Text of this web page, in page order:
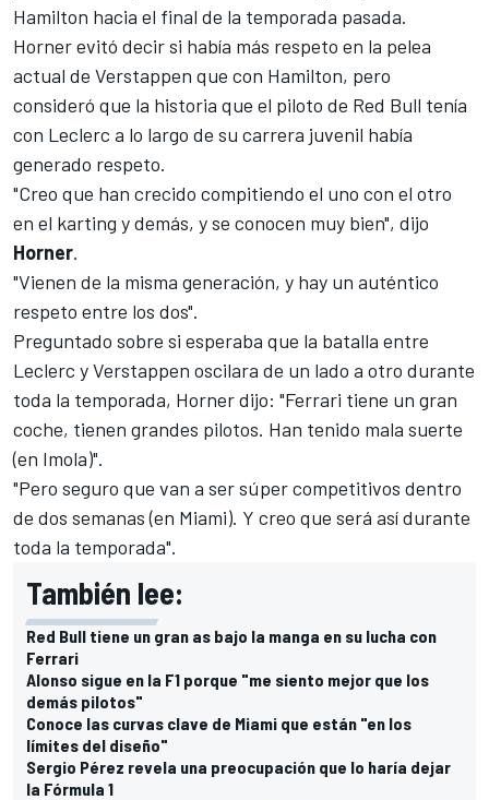
Hamilton hacia el final de la temporada pasada.
Horner evitó decir si había más respeto en la pelea
actual de Verstappen que con Hamilton, pero
consideró que la historia que el piloto de Red Bull tenía
con Leclerc a lo largo de su carrera juvenil había
generado respeto.
"Creo que han crecido compitiendo el uno con el otro
en el karting y demás, y se conocen muy bien", dijo
Horner.
"Vienen de la misma generación, y hay un auténtico
respeto entre los dos".
Preguntado sobre si esperaba que la batalla entre
Leclerc y Verstappen oscilara de un lado a otro durante
toda la temporada, Horner dijo: "Ferrari tiene un gran
coche, tienen grandes pilotos. Han tenido mala suerte
(en Imola)".
"Pero seguro que van a ser súper competitivos dentro
de dos semanas (en Miami). Y creo que será así durante
toda la temporada".
También lee:
Red Bull tiene un gran as bajo la manga en su lucha con
Ferrari
Alonso sigue en la F1 porque "me siento mejor que los
demás pilotos"
Conoce las curvas clave de Miami que están "en los
límites del diseño"
Sergio Pérez revela una preocupación que lo haría dejar
la Fórmula 1